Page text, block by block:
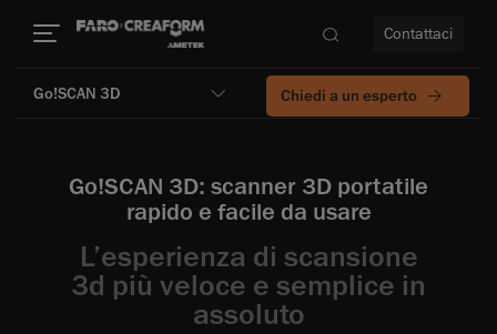
Contattaci
Go!SCAN 3D Chiedi a un esperto
Go!SCAN 3D: scanner 3D portatile
rapido e facile da usare
L’esperienza di scansione
3d più veloce e semplice in
assoluto